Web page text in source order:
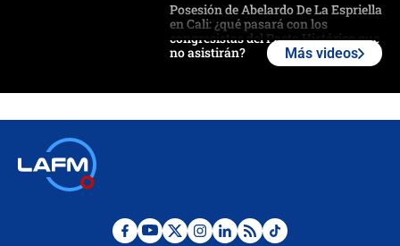
Posesión de Abelardo De La Espriella
en Cali: ¿qué pasará con los
congresistas del Pacto Histórico que
no asistirán?
¿Por qué De la Espriella gobernará
Más videos